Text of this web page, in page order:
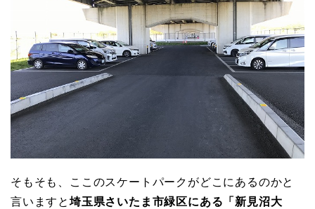
そもそも、ここのスケートパークがどこにあるのかと
言いますと 埼玉県さいたま市緑区にある「新見沼大